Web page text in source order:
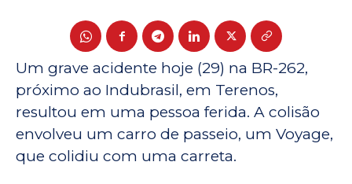
Um grave acidente hoje (29) na BR-262,
próximo ao Indubrasil, em Terenos,
resultou em uma pessoa ferida. A colisão
envolveu um carro de passeio, um Voyage,
que colidiu com uma carreta.